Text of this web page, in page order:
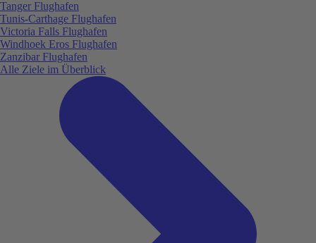
Tanger Flughafen
Tunis-Carthage Flughafen
Victoria Falls Flughafen
Windhoek Eros Flughafen
Zanzibar Flughafen
Alle Ziele im Überblick